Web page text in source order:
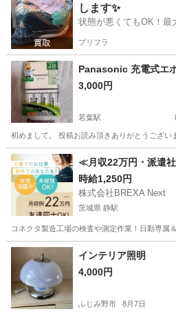
します✨
状態が悪くてもOK！最
プリフラ
Panasonic 充電式エ
3,000円
若葉駅
初めまして。 投稿お読み頂きありがとうござ
埼玉 坂戸市 若葉駅 生活家電
≪月収22万円・派遣
時給1,250円
株式会社BREXA Next
茨城県 静駅
コネクタ製造工場の検査や測定作業！日勤専
茨城 常陸大宮市 静駅 その他
インテリア照明
4,000円
ふじみ野市 8月7日